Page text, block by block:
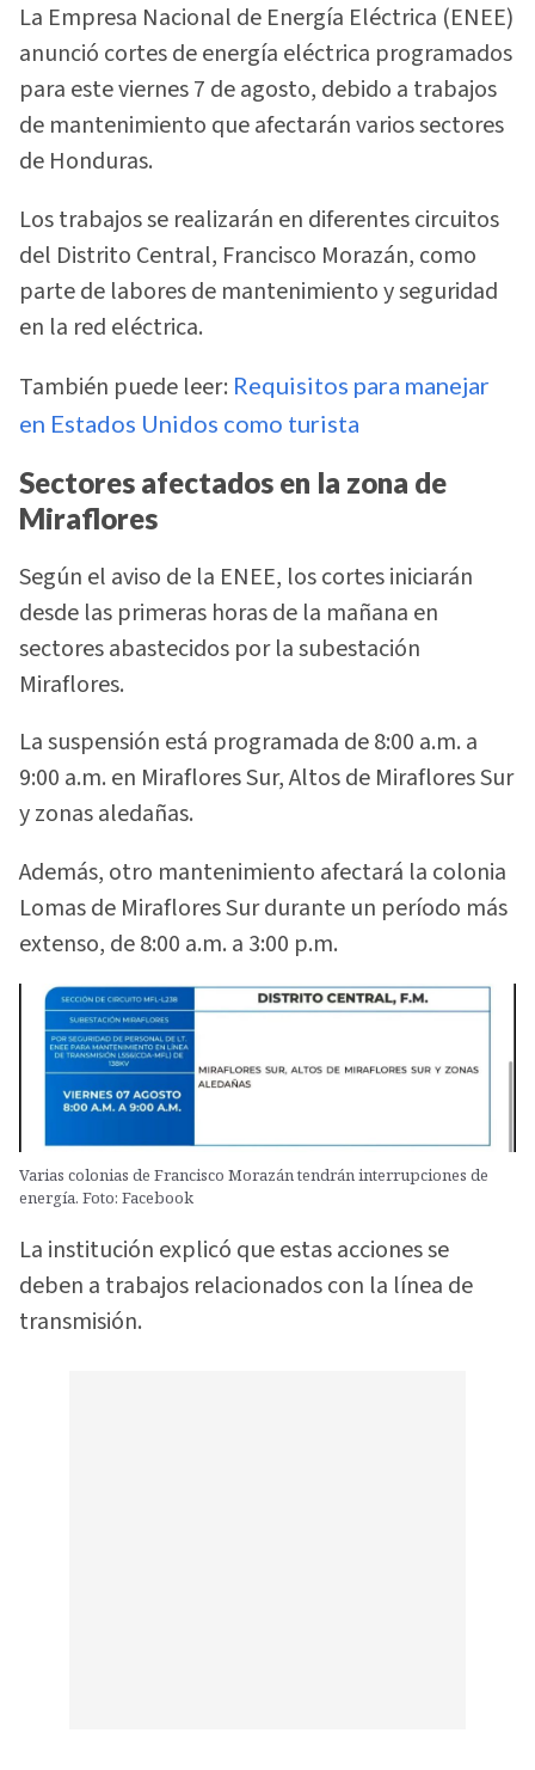
La Empresa Nacional de Energía Eléctrica (ENEE)
anunció cortes de energía eléctrica programados
para este viernes 7 de agosto, debido a trabajos
de mantenimiento que afectarán varios sectores
de Honduras.
Los trabajos se realizarán en diferentes circuitos
del Distrito Central, Francisco Morazán, como
parte de labores de mantenimiento y seguridad
en la red eléctrica.
También puede leer: Requisitos para manejar
en Estados Unidos como turista
Sectores afectados en la zona de
Miraflores
Según el aviso de la ENEE, los cortes iniciarán
desde las primeras horas de la mañana en
sectores abastecidos por la subestación
Miraflores.
La suspensión está programada de 8:00 a.m. a
9:00 a.m. en Miraflores Sur, Altos de Miraflores Sur
y zonas aledañas.
Además, otro mantenimiento afectará la colonia
Lomas de Miraflores Sur durante un período más
extenso, de 8:00 a.m. a 3:00 p.m.
Varias colonias de Francisco Morazán tendrán interrupciones de
energía. Foto: Facebook
La institución explicó que estas acciones se
deben a trabajos relacionados con la línea de
transmisión.